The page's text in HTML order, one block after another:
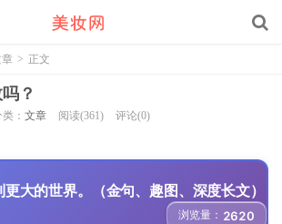
> 正文
？
： 文章 阅读(361) 评论(0)
大的世界。（金句、趣图、深度长文）
浏览量： 2620